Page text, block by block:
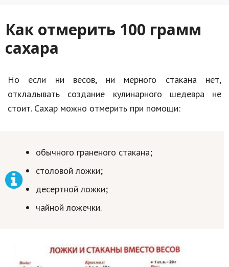
Семья и дети
Путешествия
Строительство
Культура и общество
Мода и стиль
Хобби и развлечения
Финансы
Юриспруденция
Наука и технологии
Как отмерить 100 грамм
сахара
Но если ни весов, ни мерного стакана нет,
откладывать создание кулинарного шедевра не
стоит. Сахар можно отмерить при помощи:
обычного граненого стакана;
столовой ложки;
десертной ложки;
чайной ложечки.